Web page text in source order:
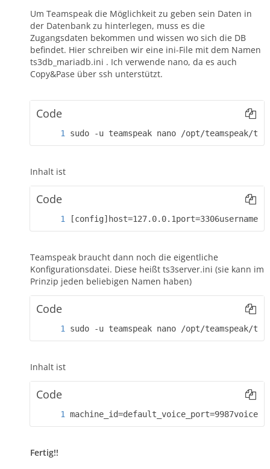
Um Teamspeak die Möglichkeit zu geben sein Daten in
der Datenbank zu hinterlegen, muss es die
Zugangsdaten bekommen und wissen wo sich die DB
befindet. Hier schreiben wir eine ini-File mit dem Namen
ts3db_mariadb.ini . Ich verwende nano, da es auch
Copy&Pase über ssh unterstützt.
Code
sudo -u teamspeak nano /opt/teamspeak/
Inhalt ist
Code
Teamspeak braucht dann noch die eigentliche
Konfigurationsdatei. Diese heißt ts3server.ini (sie kann im
Prinzip jeden beliebigen Namen haben)
Code
sudo -u teamspeak nano /opt/teamspeak/
Inhalt ist
Code
Fertig!!